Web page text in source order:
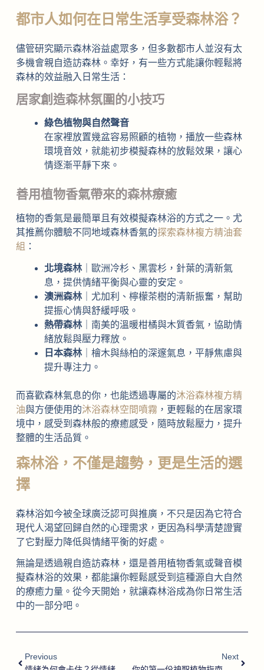
都市人如何在日常生活享受森林浴？
儘管研究顯示森林浴益處眾多，但多數都市人並沒有太
多機會親自造訪森林。幸好，有一些方式能讓你輕鬆將
森林的效益融入日常生活：
居家創造森林氛圍的小技巧
綠色植物與自然聲音
在家裡放置幾盆容易照顧的植物，播放一些森林
環境音效，就能初步模擬森林的放鬆效果，讓心
情逐漸平靜下來。
善用植物香氣帶來的森林療癒
植物的香氣是最簡單且有效模擬森林浴的方式之一。尤
其推薦你體驗不同地域森林香氣的探索森林複方精油套
組 ：
北境森林｜歐洲冷杉、黑雲杉，針葉的清新氣
息，提供情緒平衡與心靈的安定。
澳洲森林｜尤加利、檸檬茶樹的清新振奮，幫助
提振心情與舒緩呼吸。
熱帶森林｜南美的溫暖柑橘與木質香氣，協助情
緒放鬆與壓力釋放。
日本森林｜檜木與絲柏的深邃氣息，平靜焦慮與
提升專注力。
而喜歡森林氣息的你，也能透過專屬的沐浴森林複方精
油與方便使用的沐浴森林空間噴霧 ，更輕鬆的在居家環
境中，感受到森林般的療癒感受，隨時放鬆壓力，提升
整體的生活品質。
森林浴，不僅是趨勢，更是生活的選
擇
森林浴如今被全球廣泛認可與推廣，不只是因為它符合
現代人渴望回歸自然的心理需求，更因為科學清楚證實
了它對壓力降低與情緒平衡的好處。
無論是透過親自造訪森林，還是善用植物香氣或聲音模
擬森林浴的效果，都能讓你輕鬆感受到這種源自大自然
的療癒力量。從今天開始，就讓森林浴成為你日常生活
中的一部分吧。
Previous
Next